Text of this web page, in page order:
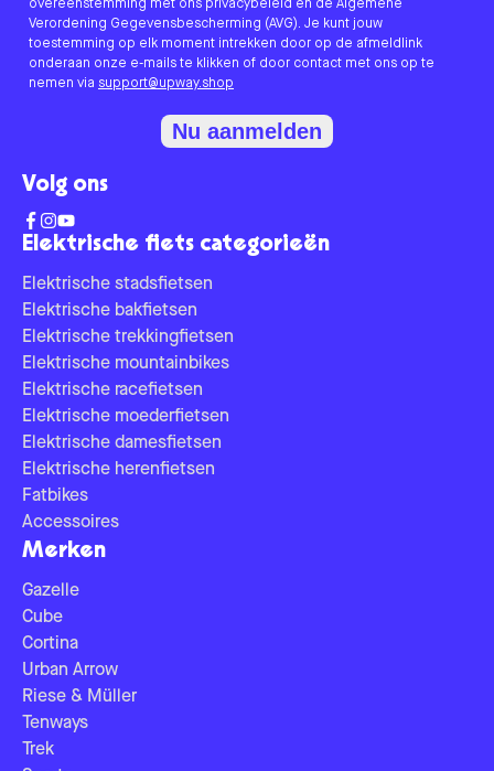
Elektrische fiets categorieën
Elektrische stadsfietsen
Elektrische bakfietsen
Elektrische trekkingfietsen
Elektrische mountainbikes
Elektrische racefietsen
Elektrische moederfietsen
Elektrische damesfietsen
Elektrische herenfietsen
Fatbikes
Accessoires
Merken
Gazelle
Cube
Cortina
Urban Arrow
Riese & Müller
Tenways
Trek
overeenstemming met ons privacybeleid en de Algemene
Verordening Gegevensbescherming (AVG). Je kunt jouw
toestemming op elk moment intrekken door op de afmeldlink
onderaan onze e-mails te klikken of door contact met ons op te
nemen via support@upway.shop
Nu aanmelden
Volg ons